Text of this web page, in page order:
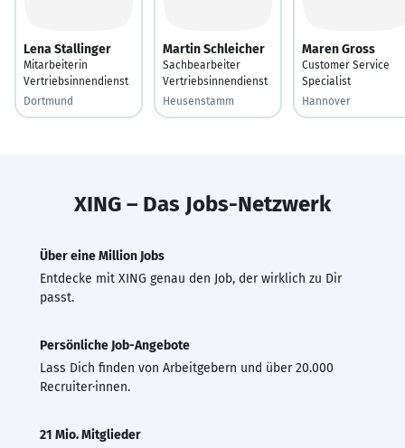
Lena Stallinger
Mitarbeiterin
Vertriebsinnendienst
Dortmund
Martin Schleicher
Sachbearbeiter
Vertriebsinnendienst
Heusenstamm
Maren Gross
Customer Service
Specialist
Hannover
XING – Das Jobs-Netzwerk
Über eine Million Jobs
Entdecke mit XING genau den Job, der wirklich zu Dir
passt.
Persönliche Job-Angebote
Lass Dich finden von Arbeitgebern und über 20.000
Recruiter·innen.
21 Mio. Mitglieder